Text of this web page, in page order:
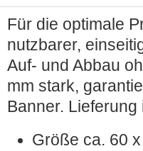
Für die optimale
nutzbarer,
Auf- und Abbau
mm stark,
Banner.
Größe ca. 60